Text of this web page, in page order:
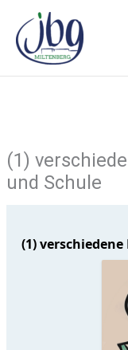
Inhalt
springen
(1)
und Schule